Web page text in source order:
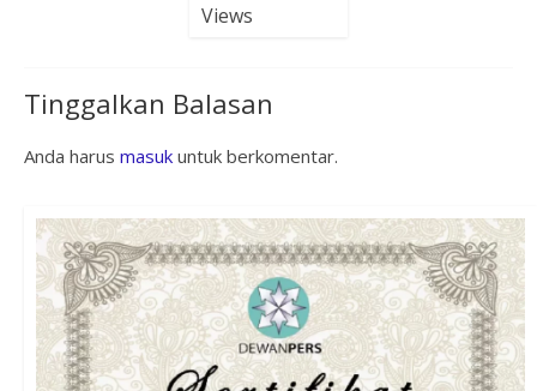
Views
Tinggalkan Balasan
Anda harus masukuntuk berkomentar.